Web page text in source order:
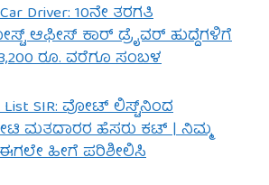
Driver: 10ನೇ ತರಗತಿ
ಆಫೀಸ್ ಕಾರ್ ಡ್ರೈವರ್ ಹುದ್ದೆಗಳಿಗೆ
ರೂ. ವರೆಗೂ ಸಂಬಳ
List SIR: ವೋಟ್ ಲಿಸ್ಟ್‌ನಿಂದ
ಮತದಾರರ ಹೆಸರು ಕಟ್ | ನಿಮ್ಮ
ಹೀಗೆ ಪರಿಶೀಲಿಸಿ